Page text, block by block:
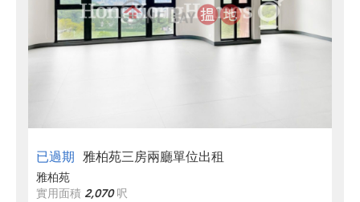
已過期 雅柏苑三房兩廳單位出租
雅柏苑
實用面積 2,070呎